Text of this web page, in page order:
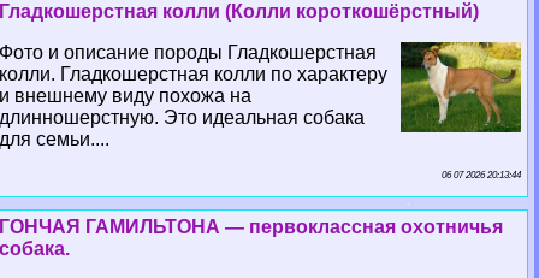
Гладкошерстная колли (Колли короткошёрстный)
Фото и описание породы Гладкошерстная
колли. Гладкошерстная колли по хаpaктеру
и внешнему виду похожа на
длинношерстную. Это идеальная собака
для семьи....
06 07 2026 20:13:44
ГОНЧАЯ ГАМИЛЬТОНА — первоклассная охотничья
собака.